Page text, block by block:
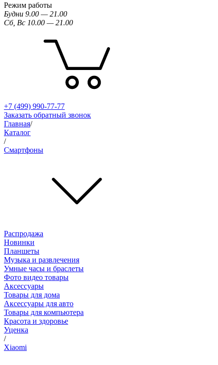
Режим работы
Будни 9.00 — 21.00
Сб, Вс 10.00 — 21.00
+7 (499) 990-77-77
Заказать обратный звонок
Главная/
Каталог
/
Смартфоны
Распродажа
Новинки
Планшеты
Музыка и развлечения
Умные часы и браслеты
Фото видео товары
Аксессуары
Товары для дома
Аксессуары для авто
Товары для компьютера
Красота и здоровье
Уценка
/
Xiaomi